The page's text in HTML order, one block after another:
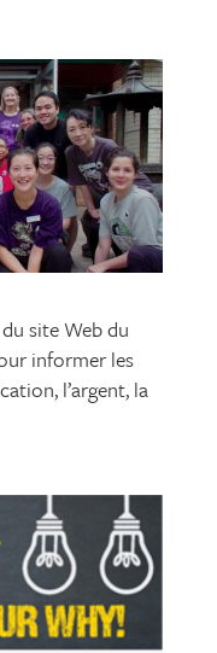
site Web du
informer les
l’argent, la